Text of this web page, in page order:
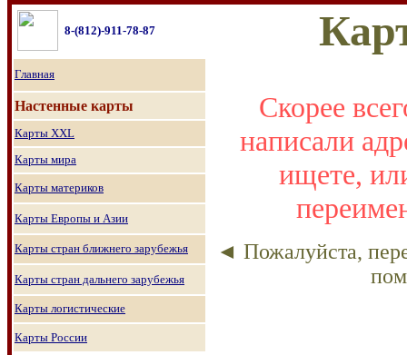
8-(812)-911-78-87
Главная
Скорее
написали
ищете,
◄ Пожалуйста,
Настенные карты
Карты XXL
Карты мира
Карты материков
Карты Европы и Азии
Карты стран ближнего зарубежья
Карты стран дальнего зарубежья
Карты логистические
Карты России